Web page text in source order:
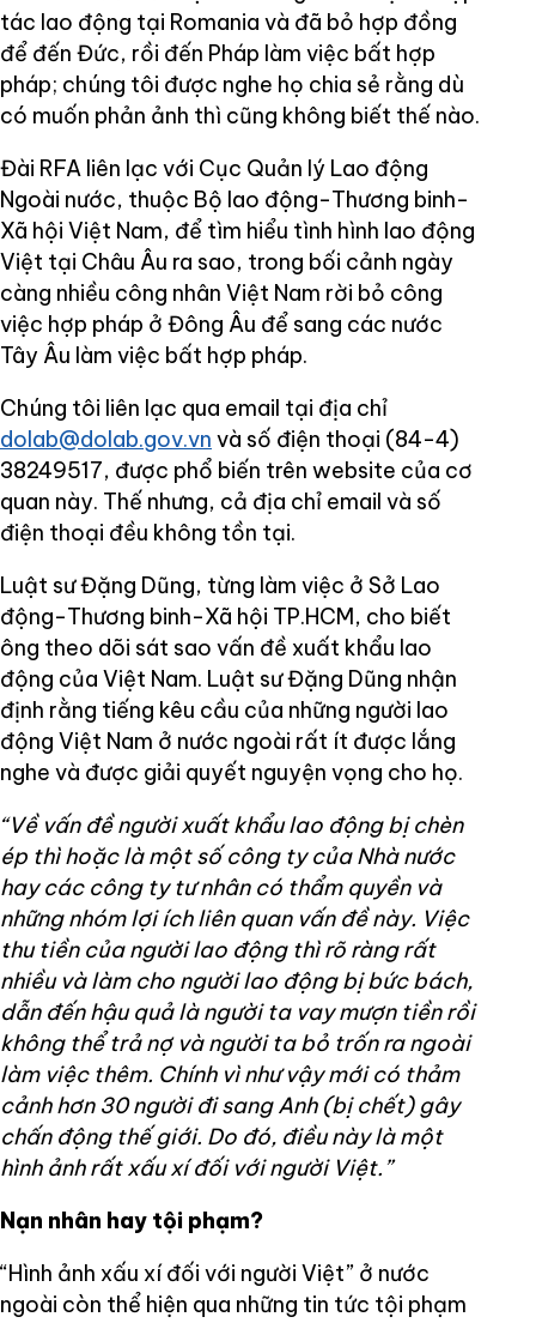
tác lao động tại Romania và đã bỏ hợp đồng
để đến Đức, rồi đến Pháp làm việc bất hợp
pháp; chúng tôi được nghe họ chia sẻ rằng dù
có muốn phản ảnh thì cũng không biết thế nào.
Đài RFA liên lạc với Cục Quản lý Lao động
Ngoài nước, thuộc Bộ lao động-Thương binh-
Xã hội Việt Nam, để tìm hiểu tình hình lao động
Việt tại Châu Âu ra sao, trong bối cảnh ngày
càng nhiều công nhân Việt Nam rời bỏ công
việc hợp pháp ở Đông Âu để sang các nước
Tây Âu làm việc bất hợp pháp.
Chúng tôi liên lạc qua email tại địa chỉ
dolab@dolab.gov.vn và số điện thoại (84-4)
38249517, được phổ biến trên website của cơ
quan này. Thế nhưng, cả địa chỉ email và số
điện thoại đều không tồn tại.
Luật sư Đặng Dũng, từng làm việc ở Sở Lao
động-Thương binh-Xã hội TP.HCM, cho biết
ông theo dõi sát sao vấn đề xuất khẩu lao
động của Việt Nam. Luật sư Đặng Dũng nhận
định rằng tiếng kêu cầu của những người lao
động Việt Nam ở nước ngoài rất ít được lắng
nghe và được giải quyết nguyện vọng cho họ.
“Về vấn đề người xuất khẩu lao động bị chèn
ép thì hoặc là một số công ty của Nhà nước
hay các công ty tư nhân có thẩm quyền và
những nhóm lợi ích liên quan vấn đề này. Việc
thu tiền của người lao động thì rõ ràng rất
nhiều và làm cho người lao động bị bức bách,
dẫn đến hậu quả là người ta vay mượn tiền rồi
không thể trả nợ và người ta bỏ trốn ra ngoài
làm việc thêm. Chính vì như vậy mới có thảm
cảnh hơn 30 người đi sang Anh (bị chết) gây
chấn động thế giới. Do đó, điều này là một
hình ảnh rất xấu xí đối với người Việt.”
Nạn nhân hay tội phạm?
“Hình ảnh xấu xí đối với người Việt” ở nước
ngoài còn thể hiện qua những tin tức tội phạm